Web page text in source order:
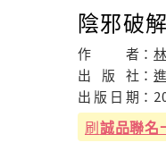
陰邪破
作 者：
出
版 社：
出 版 日 期：
刷誠品聯名